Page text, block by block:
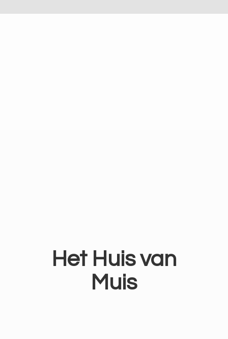
Het Huisvan
Muis